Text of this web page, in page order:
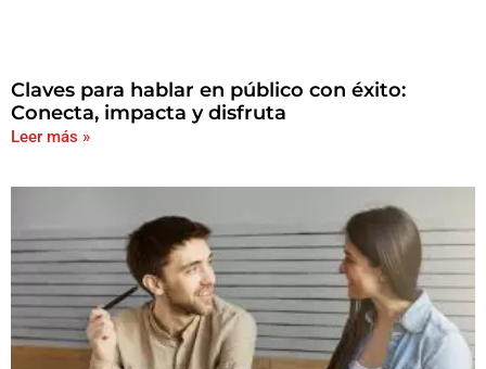
Claves para hablar en público con éxito:
Conecta, impacta y disfruta
Leer más »